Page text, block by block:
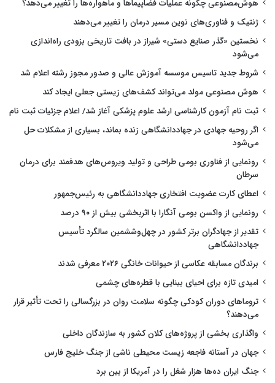
هوش‌مصنوعی چگونه عملیات فضاپیماها و ماهواره‌ها را تغییر می‌دهد؟
ژنتیک و فناوری‌های نوین مسیر درمان را تغییر می‌دهند
نخستین «گذر صنایع دستی» شیراز در بافت تاریخی بزودی راه‌اندازی
می‌شود
شروط جدید تاسیس موسسه آموزش عالی و صدور مجوز رشته اعلام شد
هوش مصنوعی مولد می‌تواند کشف‌های زیستی جعلی ایجاد کند
ثبت نام آزمون کارشناسی ارشد علوم پزشکی آغاز شد/ اعلام جزئیات ثبت نام
اگر روحیه جهادی در جهاددانشگاهی زنده بماند، بسیاری از مشکلات حل
می‌شود
رونمایی از فناوری بومی طراحی و تولید ویروس‌های هدفمند برای درمان
سرطان
اعطای کارت عضویت افتخاری جهاددانشگاهی به رئیس‌جمهور
رونمایی از واکسن بومی آنگارا با اثربخشی بیش از ۹۰ درصد
تقدیر از جهادگران برتر کشور در چهل‌وششمین سالگرد تأسیس
جهاددانشگاهی
برندگان مسابقه عکاسی از حیوانات خانگی ۲۰۲۶ معرفی شدند
امیدی تازه برای احیای بینایی با قطره‌های چشمی
تروماهای دوران کودکی چگونه سلامت روان در بزرگسالی را تحت تأثیر قرار
می‌دهند؟
واگذاری بخشی از پروژه‌های کلان کشور به سازندگان داخلی
جهان در آستانه فاجعه زیست محیطی ناشی از جنگ خلیج فارس
جنگ ایران ده‌ها هزار شغل را در آمریکا از بین برد